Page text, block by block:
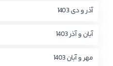
آذر و دی 1403
آبان و آذر 1403
مهر و آبان 1403